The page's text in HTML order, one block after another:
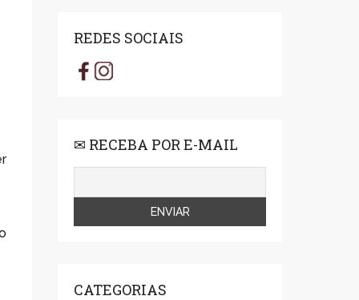
REDES SOCIAIS
✉ RECEBA POR E-MAIL
CATEGORIAS